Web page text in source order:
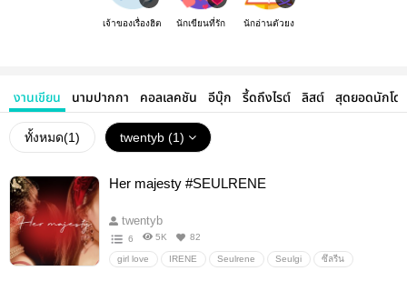
เจ้าของเรื่องฮิต นักเขียนที่รัก นักอ่านตัวยง
งานเขียน นามปากกา คอลเลคชัน อีบุ๊ก รี้ดถึงไรต์ ลิสต์ สุดยอดนักโด
ทั้งหมด(1) twentyb (1)
Her majesty #SEULRENE
twentyb
6 5K 82
girl love IRENE Seulrene Seulgi ซึลรีน